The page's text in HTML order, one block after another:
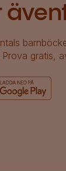
gratis,